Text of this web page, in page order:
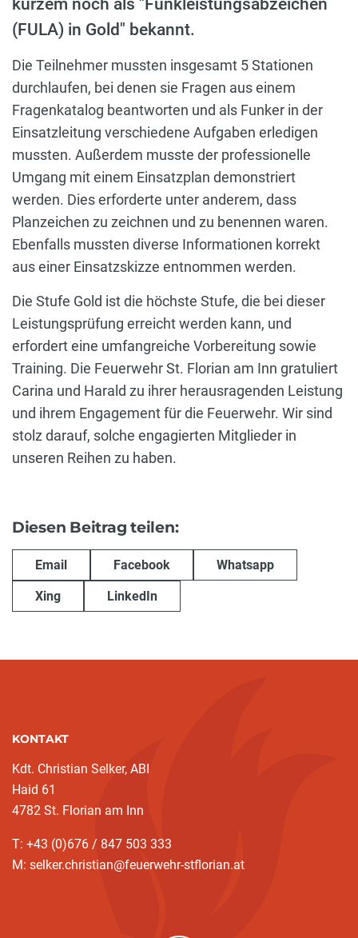
kurzem noch als "Funkleistungsabzeichen
(FULA) in Gold" bekannt.
Die Teilnehmer mussten insgesamt 5 Stationen
durchlaufen, bei denen sie Fragen aus einem
Fragenkatalog beantworten und als Funker in der
Einsatzleitung verschiedene Aufgaben erledigen
mussten. Außerdem musste der professionelle
Umgang mit einem Einsatzplan demonstriert
werden. Dies erforderte unter anderem, dass
Planzeichen zu zeichnen und zu benennen waren.
Ebenfalls mussten diverse Informationen korrekt
aus einer Einsatzskizze entnommen werden.
Die Stufe Gold ist die höchste Stufe, die bei dieser
Leistungsprüfung erreicht werden kann, und
erfordert eine umfangreiche Vorbereitung sowie
Training. Die Feuerwehr St. Florian am Inn gratuliert
Carina und Harald zu ihrer herausragenden Leistung
und ihrem Engagement für die Feuerwehr. Wir sind
stolz darauf, solche engagierten Mitglieder in
unseren Reihen zu haben.
Diesen Beitrag teilen:
Email Facebook Whatsapp
Xing LinkedIn
KONTAKT
Kdt. Christian Selker, ABI
Haid 61
4782 St. Florian am Inn
T: +43 (0)676 / 847 503 333
M: selker.christian@feuerwehr-stflorian.at